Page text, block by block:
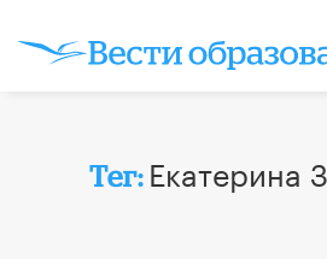
Тег: Екатерина